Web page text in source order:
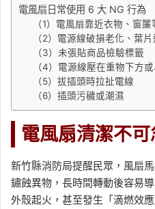
電風扇日常使用 6 大 NG 行為
（1）電風扇靠近衣物、窗
（2）電源線破損老化、葉
（3）未張貼商品檢驗標籤
（4）電源線壓在重物下方
（5）拔插頭時拉扯電線
（6）插頭污穢或潮濕
電風扇清潔不可
新竹縣消防局提醒民眾，風扇
鏽蝕異物，長時間轉動後容易
外殼起火，甚至發生「滴燃效